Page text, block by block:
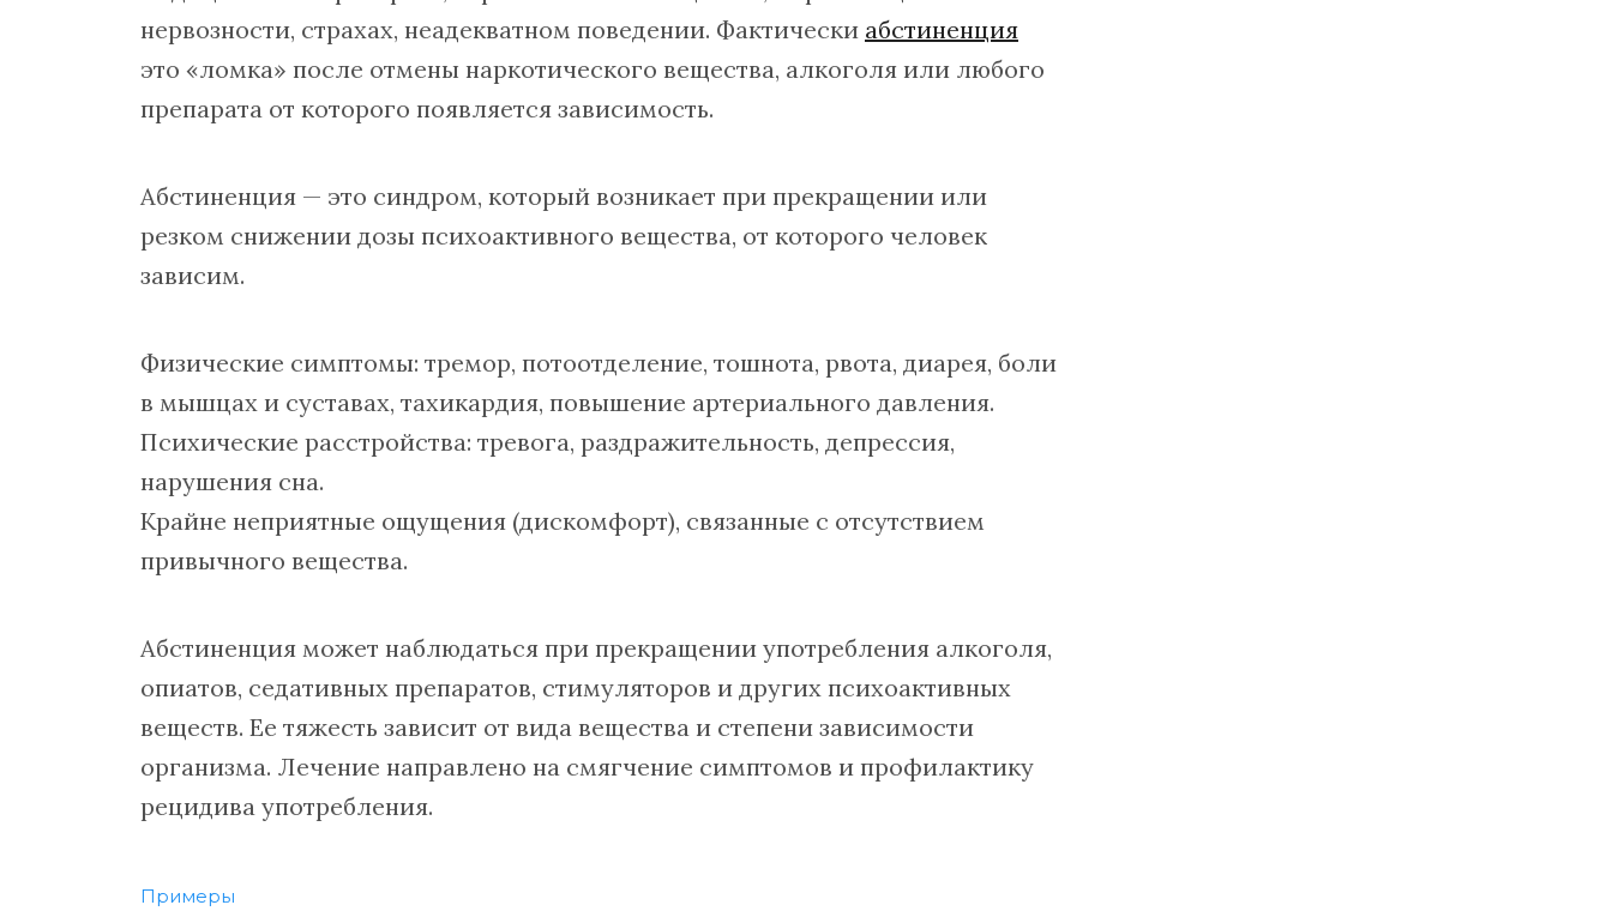
нервозности, страхах, неадекватном поведении. Фактически абстиненция
это «ломка» после отмены наркотического вещества, алкоголя или любого
препарата от которого появляется зависимость.
Абстиненция — это синдром, который возникает при прекращении или
резком снижении дозы психоактивного вещества, от которого человек
зависим.
Физические симптомы: тремор, потоотделение, тошнота, рвота, диарея, боли
в мышцах и суставах, тахикардия, повышение артериального давления.
Психические расстройства: тревога, раздражительность, депрессия,
нарушения сна.
Крайне неприятные ощущения (дискомфорт), связанные с отсутствием
привычного вещества.
Абстиненция может наблюдаться при прекращении употребления алкоголя,
опиатов, седативных препаратов, стимуляторов и других психоактивных
веществ. Ее тяжесть зависит от вида вещества и степени зависимости
организма. Лечение направлено на смягчение симптомов и профилактику
рецидива употребления.
Примеры